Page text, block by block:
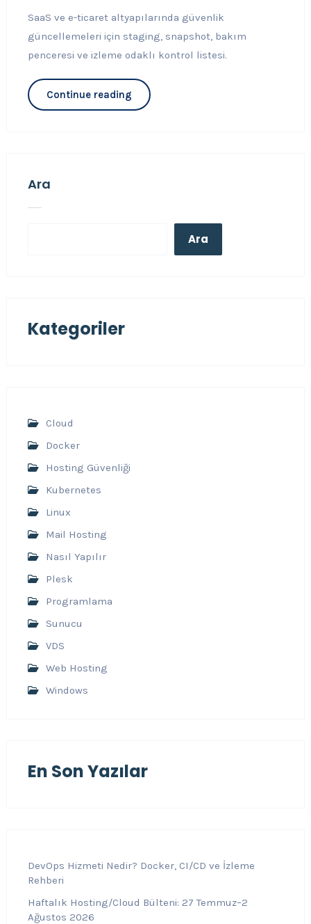
SaaS ve e-ticaret altyapılarında güvenlik
güncellemeleri için staging, snapshot, bakım
penceresi ve izleme odaklı kontrol listesi.
Continue reading
Ara
Ara
Kategoriler
Cloud
Docker
Hosting Güvenliği
Kubernetes
Linux
Mail Hosting
Nasıl Yapılır
Plesk
Programlama
Sunucu
VDS
Web Hosting
Windows
En Son Yazılar
DevOps Hizmeti Nedir? Docker, CI/CD ve İzleme
Rehberi
Haftalık Hosting/Cloud Bülteni: 27 Temmuz–2
Ağustos 2026